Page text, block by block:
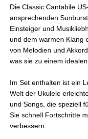
Die Classic Cantabile
ansprechenden
Einsteiger und
und dem warmen Klang
von Melodien und
was sie zu einem
Im Set enthalten ist ein
Welt der Ukulele
und Songs, die speziell
Sie schnell Fortschritte
verbessern.